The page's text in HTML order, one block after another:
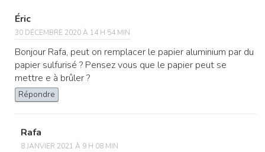
Éric
30 DÉCEMBRE 2020 À 14 H 54 MIN
Bonjour Rafa, peut on remplacer le papier aluminium par du
papier sulfurisé ? Pensez vous que le papier peut se
mettre e à brûler ?
Répondre
Rafa
8 JANVIER 2021 À 9 H 08 MIN